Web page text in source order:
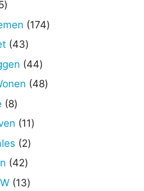
35
producten
174174
4343
producten
4444
producten
4848
88
producten
1111
22
4242
producten
1313